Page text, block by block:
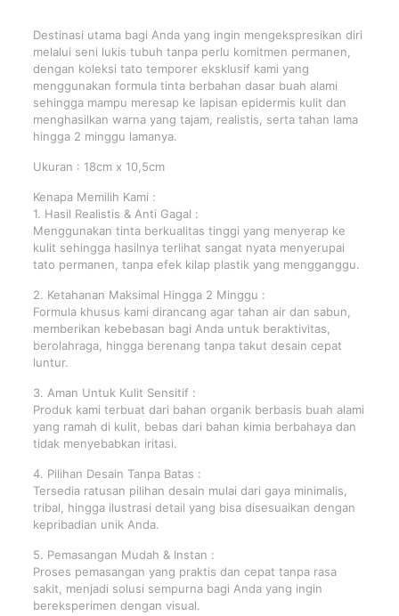
Destinasi utama bagi Anda yang ingin mengekspresikan diri
melalui seni lukis tubuh tanpa perlu komitmen permanen,
dengan koleksi tato temporer eksklusif kami yang
menggunakan formula tinta berbahan dasar buah alami
sehingga mampu meresap ke lapisan epidermis kulit dan
menghasilkan warna yang tajam, realistis, serta tahan lama
hingga 2 minggu lamanya.
Ukuran : 18cm x 10,5cm
Kenapa Memilih Kami :
1. Hasil Realistis & Anti Gagal :
Menggunakan tinta berkualitas tinggi yang menyerap ke
kulit sehingga hasilnya terlihat sangat nyata menyerupai
tato permanen, tanpa efek kilap plastik yang mengganggu.
2. Ketahanan Maksimal Hingga 2 Minggu :
Formula khusus kami dirancang agar tahan air dan sabun,
memberikan kebebasan bagi Anda untuk beraktivitas,
berolahraga, hingga berenang tanpa takut desain cepat
luntur.
3. Aman Untuk Kulit Sensitif :
Produk kami terbuat dari bahan organik berbasis buah alami
yang ramah di kulit, bebas dari bahan kimia berbahaya dan
tidak menyebabkan iritasi.
4. Pilihan Desain Tanpa Batas :
Tersedia ratusan pilihan desain mulai dari gaya minimalis,
tribal, hingga ilustrasi detail yang bisa disesuaikan dengan
kepribadian unik Anda.
5. Pemasangan Mudah & Instan :
Proses pemasangan yang praktis dan cepat tanpa rasa
sakit, menjadi solusi sempurna bagi Anda yang ingin
bereksperimen dengan visual.